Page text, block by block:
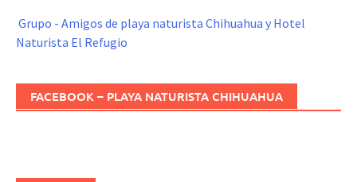
Grupo - Amigos de playa naturista Chihuahua y Hotel
Naturista El Refugio
FACEBOOK – PLAYA NATURISTA CHIHUAHUA